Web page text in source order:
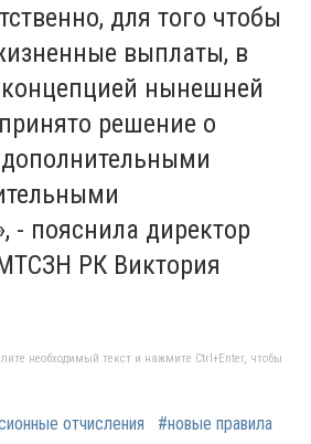
для того чтобы
выплаты, в
концепцией нынешней
решение о
- пояснила директор
РК Виктория
необходимый текст и нажмите Ctrl+Enter, чтобы
отчисления #новые правила